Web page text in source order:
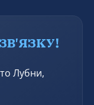
Лубни,